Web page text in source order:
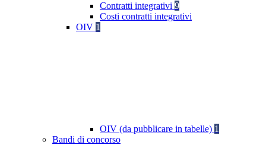
Contratti integrativi 9
Costi contratti integrativi
OIV 1
OIV (da pubblicare in tabelle) 1
Bandi di concorso